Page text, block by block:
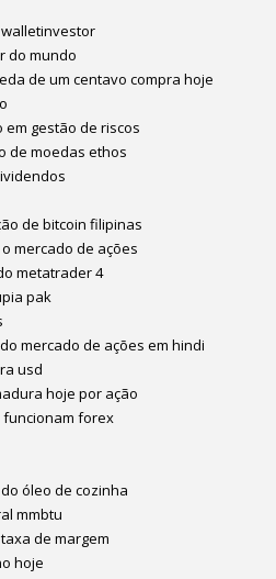
do mundo
de um centavo compra hoje
gestão de riscos
de moedas ethos
de bitcoin filipinas
mercado de ações
metatrader 4
pak
mercado de ações em hindi
usd
hoje por ação
funcionam forex
óleo de cozinha
mmbtu
de margem
hoje